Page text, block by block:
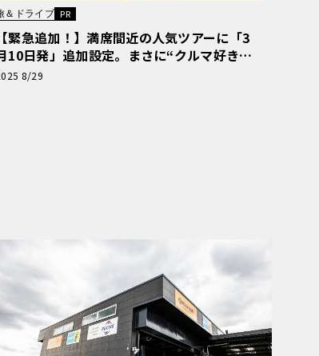
＆ドライブ PR
【緊急追加！】満席間近の人気ツアーに「3
10日発」追加設定。まさに“クルマ好きの
”。 ニュル、AMG本社、ポルシェ博物館…
8/29